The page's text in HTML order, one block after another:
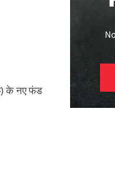
के नए फंड